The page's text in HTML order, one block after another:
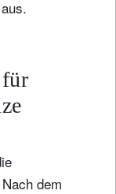
für
dem